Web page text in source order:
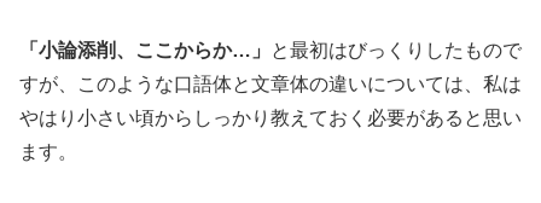
「小論添削、ここからか…」
と最初はびっくりしたもので
すが、このような口語体と文章体の違いについては、私は
やはり小さい頃からしっかり教えておく必要があると思い
ます。